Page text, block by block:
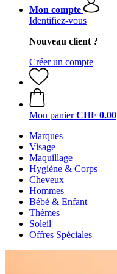
Mon compte
Identifiez-vous
Nouveau client ?
Créer un compte
Mon panier CHF 0.00
Marques
Visage
Maquillage
Hygiène & Corps
Cheveux
Hommes
Bébé & Enfant
Thèmes
Soleil
Offres Spéciales